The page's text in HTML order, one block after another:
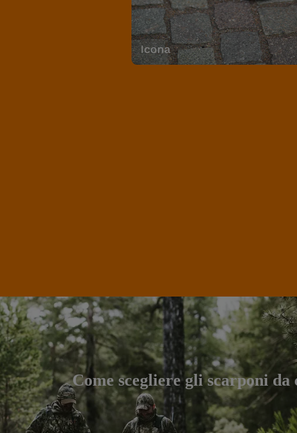
Icona
Come scegliere gli scarponi